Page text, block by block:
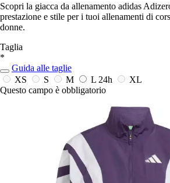
Scopri la giacca da allenamento adidas
prestazione e stile per i tuoi allenamenti di
donne.
Taglia
*
Guida alle taglie
XS
S M L 24h
XL
Questo campo è obbligatorio